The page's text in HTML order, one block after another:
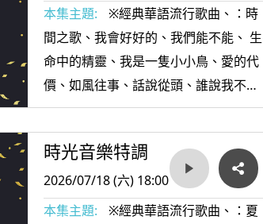
本集主題:
※經典華語流行歌曲、：時
間之歌、我會好好的、我們能不能、 生
命中的精靈、我是一隻小小鳥、愛的代
價、如風往事、話說從頭、誰說我不在
乎、今生註定、望你早歸、雨夜花、思
慕的人、黃昏的故鄉...等。
時光音樂特調
2026/07/18 (六) 18:00
本集主題:
※經典華語流行歌曲、：夏